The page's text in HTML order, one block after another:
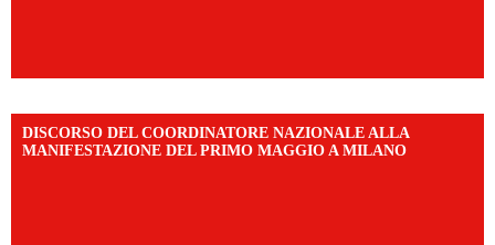
DISCORSO DEL COORDINATORE NAZIONALE ALLA
MANIFESTAZIONE DEL PRIMO MAGGIO A MILANO